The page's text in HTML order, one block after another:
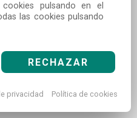
pulsando en el
las cookies pulsando
RECHAZAR
privacidad Política de cookies